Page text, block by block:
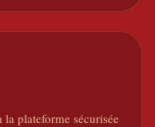
plateforme sécurisée